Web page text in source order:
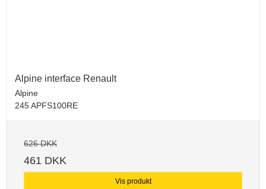
Alpine interface Renault
Alpine
245 APFS100RE
626 DKK
461 DKK
Vis produkt